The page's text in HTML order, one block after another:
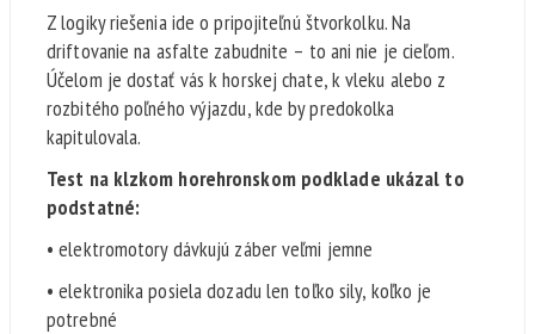
Z logiky riešenia ide o pripojiteľnú štvorkolku. Na
driftovanie na asfalte zabudnite – to ani nie je cieľom.
Účelom je dostať vás k horskej chate, k vleku alebo z
rozbitého poľného výjazdu, kde by predokolka
kapitulovala.
Test na klzkom horehronskom podklade ukázal to
podstatné:
• elektromotory dávkujú záber veľmi jemne
• elektronika posiela dozadu len toľko sily, koľko je
potrebné